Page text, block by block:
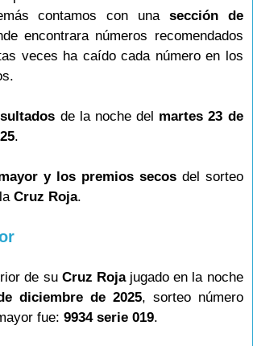
contamos con una sección de
encontrara números recomendados
veces ha caído cada número en los
de la noche del martes 23 de
.
y los premios secosdel sorteo
Cruz Roja.
de su Cruz Rojajugado en la noche
diciembre de 2025, sorteo número
fue: 9934 serie 019.